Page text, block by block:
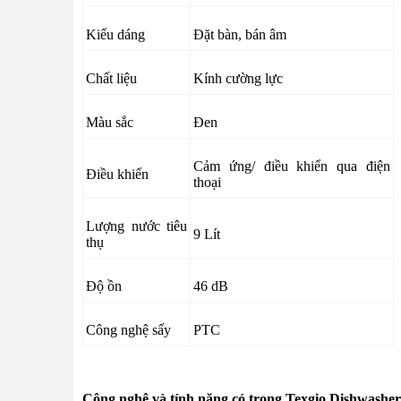
Kiểu dáng Đặt bàn, bán âm
Chất liệu Kính cường lực
Màu sắc Đen
Điều khiển
Cảm ứng/ điều khiển qua điện
thoại
Lượng nước tiêu
thụ
9 Lít
Độ ồn 46 dB
Công nghệ sấy PTC